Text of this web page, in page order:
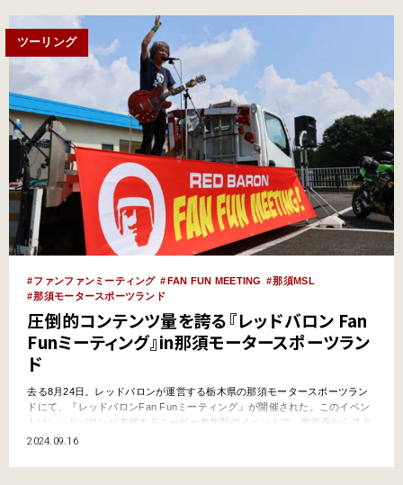
ツーリング
ファンファンミーティング FAN FUN MEETING
那須MSL
那須モータースポーツランド
圧倒的コンテンツ量を誇る『レッドバロン Fan
Funミーティング』in那須モータースポーツラン
ド
去る8月24日。レッドバロンが運営する栃木県の那須モータースポーツラン
ドにて、『レッドバロンFan Funミーティング』が開催された。このイベン
トはレッドバロンが主催するユーザー参加型のイベントで、昨年春からスタ
ート。 今年、2024年は「南箱根」、「岡山」、「長崎（雨天により延
え、次の「琵琶湖」で全６回を予定。すごいのは参加費…
2024.09.16